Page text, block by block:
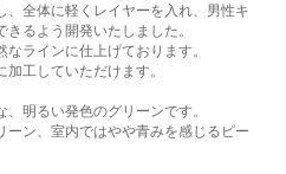
全体に軽くレイヤーを入れ、男性キ
るよう開発いたしました。
ラインに仕上げております。
工していただけます。
明るい発色のグリーンです。
ーン、室内ではやや青みを感じるピー